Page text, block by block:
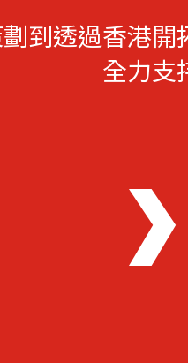
到透過香港
全力支